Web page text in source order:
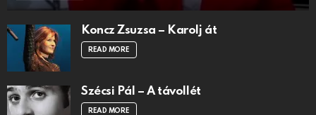
Koncz Zsuzsa – Karolj át
READ MORE
Szécsi Pál – A távollét
READ MORE